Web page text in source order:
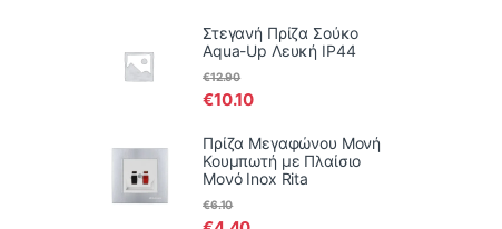
Στεγανή Πρίζα Σούκο
Aqua-Up Λευκή IP44
€10.10
€12.90
Πρίζα Μεγαφώνου Μονή
Κουμπωτή με Πλαίσιο
Μονό Inox Rita
€6.10